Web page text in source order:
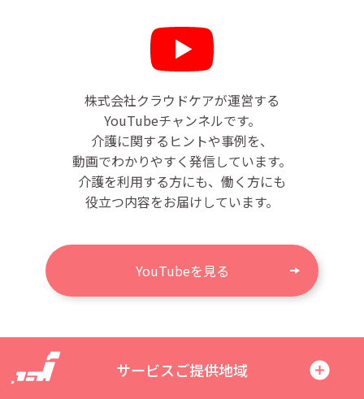
株式会社クラウドケアが運営する
YouTubeチャンネルです。
介護に関するヒントや事例を、
動画でわかりやすく発信しています。
介護を利用する方にも、働く方にも
役立つ内容をお届けしています。
YouTubeを見る
サービスご提供地域